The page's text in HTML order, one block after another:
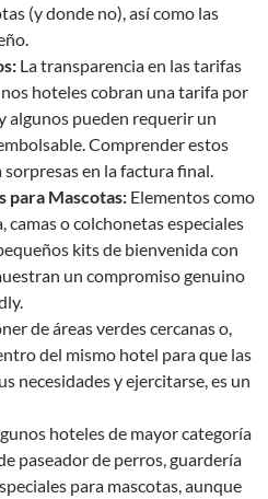
(y donde no), así como las
La transparencia en las tarifas
hoteles cobran una tarifa por
algunos pueden requerir un
Comprender estos
en la factura final.
para Mascotas: Elementos como
camas o colchonetas especiales
kits de bienvenida con
un compromiso genuino
de áreas verdes cercanas o,
del mismo hotel para que las
necesidades y ejercitarse, es un
hoteles de mayor categoría
paseador de perros, guardería
para mascotas, aunque